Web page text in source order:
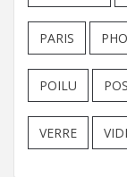
PARIS
POILU
VERRE